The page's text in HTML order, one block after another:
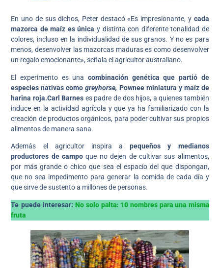
En uno de sus dichos, Peter destacó «Es impresionante, y cada
mazorca de maíz es única y distinta con diferente tonalidad de
colores, incluso en la individualidad de sus granos. Y no es para
menos, desenvolver las mazorcas maduras es como desenvolver
un regalo emocionante», señala el agricultor australiano.
El experimento es una combinación genética que partió de
especies nativas comogreyhorse, Pownee miniatura y maíz de
harina roja.Carl Barnes es padre de dos hijos, a quienes también
induce en la actividad agrícola y que ya ha familiarizado con la
creación de productos orgánicos, para poder cultivar sus propios
alimentos de manera sana.
Además el agricultor inspira apequeños y medianos
productores de campoque no dejen de cultivar sus alimentos,
por más grande o chico que sea el espacio del que dispongan,
que no sea impedimento para generar la comida de cada día y
que sirve de sustento a millones de personas.
Te puede interesar: No solo palta: 10 nombres para una misma
fruta